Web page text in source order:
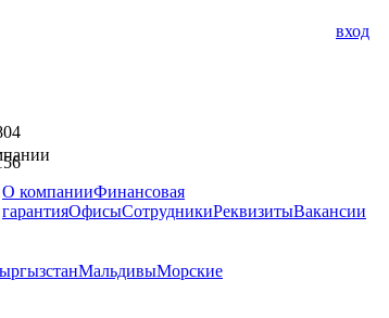
вход
О компанииФинансовая
гарантияОфисыСотрудникиРеквизитыВакансии
МальдивыМорские